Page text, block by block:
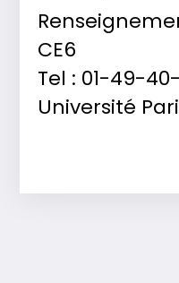
CE6
Tel : 01-49-
Université